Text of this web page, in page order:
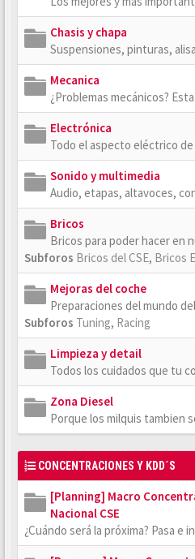
Chasis y chapa
Suspensiones, pinturas,
Mecanica
¿Problemas mecánicos?
Electrónica
Todo el aspecto eléctrico
Sonido y multimedia
Audio, etapas, altavoces,
Bricos
Bricos para poder hacer en
Subforos Bricos del CSE, Bricos
Mejoras del coche
Preparaciones del mundo
Subforos Tuning, Racing
Limpieza y detail
Todos los cuidados que tu
Zona Diesel
Porque los milquis tambien
CONCENTRACIONES Y KDD´S
[Planning] Macro
Nacional CSE
¿Cuándo será la próxima? Pasa e